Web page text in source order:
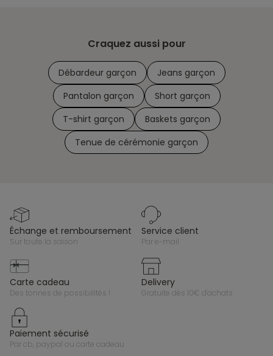
Craquez aussi pour
Débardeur garçon
Jeans garçon
Pantalon garçon
Short garçon
T-shirt garçon
Baskets garçon
Tenue de cérémonie garçon
échange et remboursement
sur toute la saison
service client
par e-mail
carte cadeau
des tonnes de possibilités !
delivery
gratuite dès 10€ d'achats
paiement sécurisé
par cb, paypal ou carte cadeau